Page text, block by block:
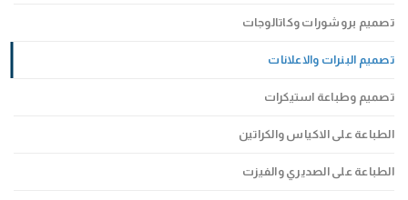
تصميم بروشورات وكاتالوجات
تصميم البنرات والاعلانات
تصميم وطباعة استيكرات
الطباعة على الاكياس والكراتين
الطباعة على الصديري والفيزت